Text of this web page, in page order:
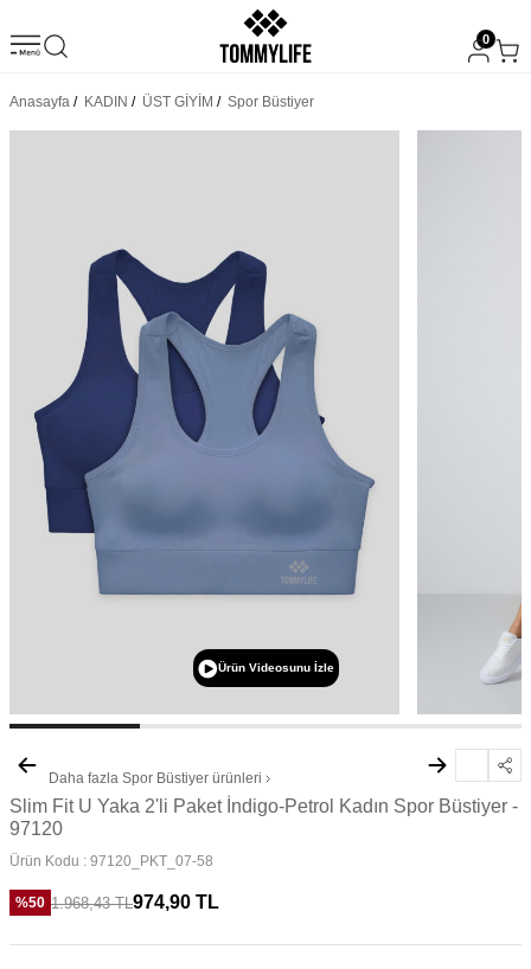
0
Anasayfa / KADIN / ÜST GİYİM / Spor Büstiyer
Ürün Videosunu İzle
Daha fazla Spor Büstiyer ürünleri
Slim Fit U Yaka 2'li Paket İndigo-Petrol Kadın Spor Büstiyer -
97120
Ürün Kodu : 97120_PKT_07-58
%50 1.968,43TL974,90 TL